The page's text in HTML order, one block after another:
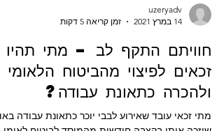
14 במרץ 2021
זמן קריאה 5 דקות
חוויתם התקף לב – מתי תהיו
זכאים לפיצוי מהביטוח הלאומי
ולהכרה כתאונת עבודה?